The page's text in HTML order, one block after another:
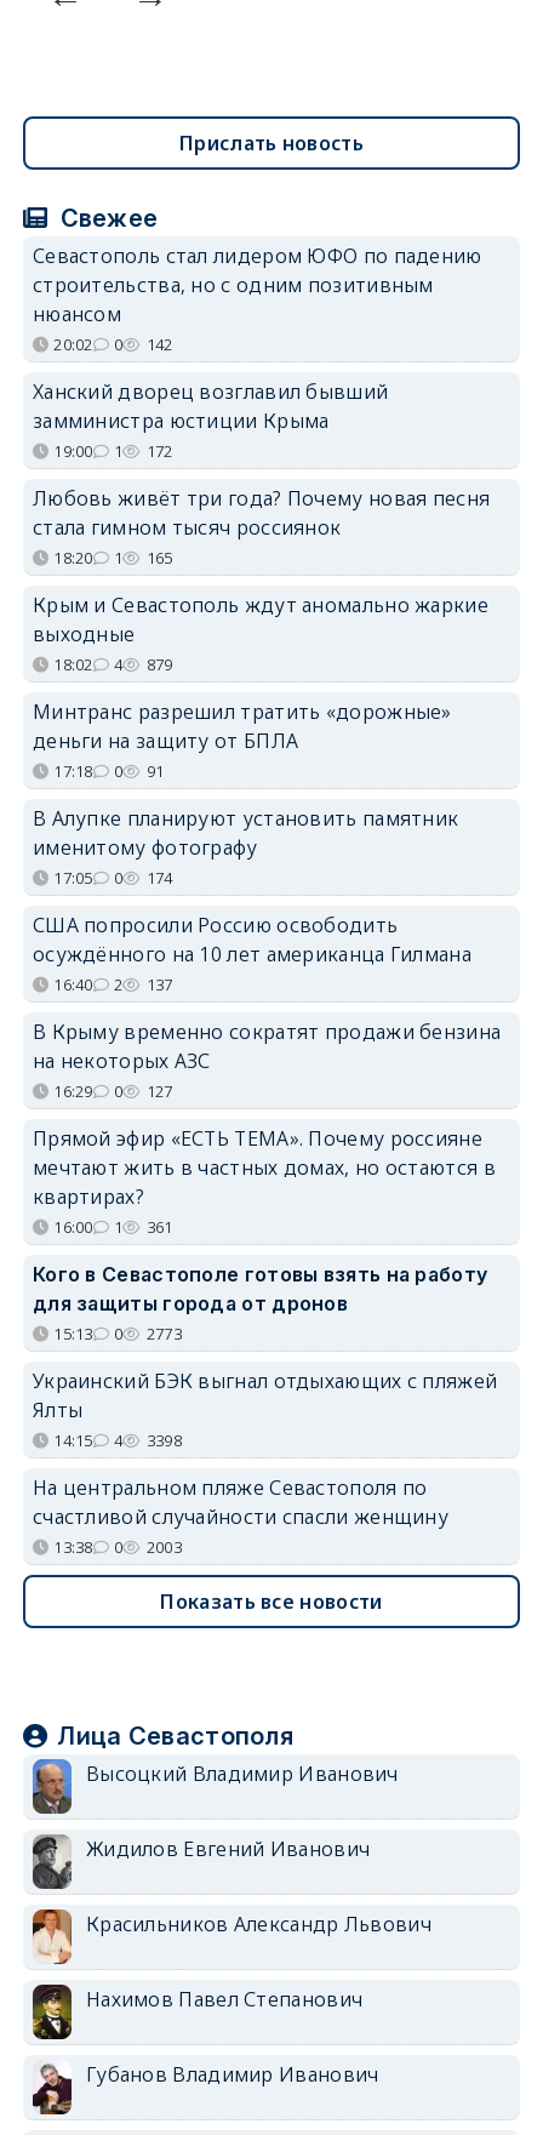
Прислать новость
Свежее
Севастополь стал лидером ЮФО по падению
строительства, но с одним позитивным
нюансом
20:02 0 142
Ханский дворец возглавил бывший
замминистра юстиции Крыма
19:00 1 172
Любовь живёт три года? Почему новая песня
стала гимном тысяч россиянок
18:20 1 165
Крым и Севастополь ждут аномально жаркие
выходные
18:02 4 879
Минтранс разрешил тратить «дорожные»
деньги на защиту от БПЛА
17:18 0 91
В Алупке планируют установить памятник
именитому фотографу
17:05 0 174
США попросили Россию освободить
осуждённого на 10 лет американца Гилмана
16:40 2 137
В Крыму временно сократят продажи бензина
на некоторых АЗС
16:29 0 127
Прямой эфир «ЕСТЬ ТЕМА». Почему россияне
мечтают жить в частных домах, но остаются в
квартирах?
16:00 1 361
Кого в Севастополе готовы взять на работу
для защиты города от дронов
15:13 0 2773
Украинский БЭК выгнал отдыхающих с пляжей
Ялты
14:15 4 3398
На центральном пляже Севастополя по
счастливой случайности спасли женщину
13:38 0 2003
Показать все новости
Лица Севастополя
Высоцкий Владимир Иванович
Жидилов Евгений Иванович
Красильников Александр Львович
Нахимов Павел Степанович
Губанов Владимир Иванович